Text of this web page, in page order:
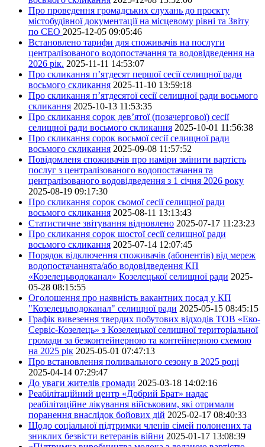
Про проведення громадських слухань до проєкту
містобудівної документації на місцевому рівні та Звіту
по СЕО 2025-12-05 09:05:46
Встановлено тарифи для споживачів на послуги
централізованого водопостачання та водовідведення на
2026 рік. 2025-11-11 14:53:07
Про скликання п’ятдесят першої сесії селищної ради
восьмого скликання 2025-11-10 13:59:18
Про скликання п’ятдесятої сесії селищної ради восьмого
скликання 2025-10-13 11:53:35
Про скликання сорок дев’ятої (позачергової) сесії
селищної ради восьмого скликання 2025-10-01 11:56:38
Про скликання сорок восьмої сесії селищної ради
восьмого скликання 2025-09-08 11:57:52
Повідомленя споживачів про наміри змінити вартість
послуг з централізованого водопостачання та
централізованого водовідведення з 1 січня 2026 року
2025-08-19 09:17:30
Про скликання сорок сьомої сесії селищної ради
восьмого скликання 2025-08-11 13:13:43
Статистичне звітування відновлено 2025-07-17 11:23:23
Про скликання сорок шостої сесії селищної ради
восьмого скликання 2025-07-14 12:07:45
Порядок відключення споживачів (абонентів) від мереж
водопостачаннята/або водовідведення КП
«Козелецьводоканал» Козелецької селищної ради 2025-
05-28 08:15:55
Оголошення про наявність вакантних посад у КП
"Козелецьводоканал" селищної ради 2025-05-15 08:45:15
Графік вивезення твердих побутових відходів ТОВ «Еко-
Сервіс-Козелець» з Козелецької селищної територіальної
громади за безконтейнерною та контейнерною схемою
на 2025 рік 2025-05-01 07:47:13
Про встановлення поливального сезону в 2025 році
2025-04-14 07:29:47
До уваги жителів громади 2025-03-18 14:02:16
Реабілітаційний центр «Добрий Брат» надає
реабілітаційне лікування військовим, які отримали
поранення внаслідок бойових дій 2025-02-17 08:40:33
Щодо соціальної підтримки членів сімей полонених та
зниклих безвісти ветеранів війни 2025-01-17 13:08:39